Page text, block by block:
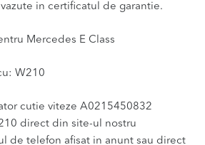
in certificatul de garantie.
Mercedes E Class
W210
cutie viteze A0215450832
direct din site-ul nostru
de telefon afisat in anunt sau direct